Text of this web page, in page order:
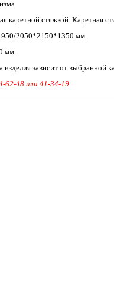
каретной стяжкой. Каретная
2050*2150*1350 мм.
мм.
зависит от выбранной
62-48 или 41-34-19